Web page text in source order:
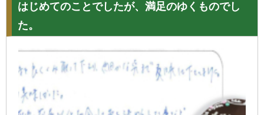
はじめてのことでしたが、満足のゆくものでし
た。